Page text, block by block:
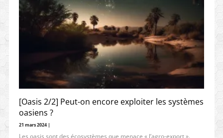
[Oasis 2/2] Peut-on encore exploiter les systèmes
oasiens ?
21 mars 2024 |
Les oasis sont des écosystèmes que menace « l’agro-export ».